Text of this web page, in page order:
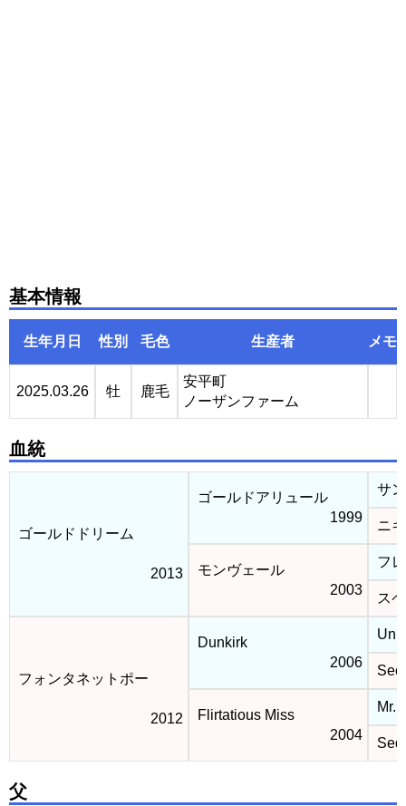
基本情報
生年月日 性別 毛色 生産者 メモ
2025.03.26 牡 鹿毛
安平町
ノーザンファーム
血統
ゴールドドリーム
2013
ゴールドアリュール
1999
サ
ニ
モンヴェール
2003
フ
ス
フォンタネットポー
2012
Dunkirk
2006
Flirtatious Miss
2004
Mr.
父